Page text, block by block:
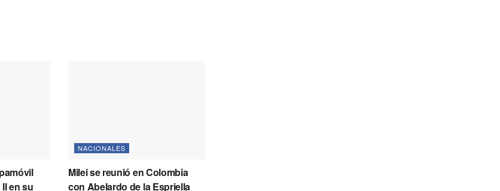
en su
NACIONALES
Milei se reunió en Colombia
con Abelardo de la Espriella